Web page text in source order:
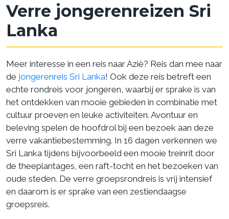
Verre jongerenreizen Sri
Lanka
Meer interesse in een reis naar Azië? Reis dan mee naar
de jongerenreis Sri Lanka! Ook deze reis betreft een
echte rondreis voor jongeren, waarbij er sprake is van
het ontdekken van mooie gebieden in combinatie met
cultuur proeven en leuke activiteiten. Avontuur en
beleving spelen de hoofdrol bij een bezoek aan deze
verre vakantiebestemming. In 16 dagen verkennen we
Sri Lanka tijdens bijvoorbeeld een mooie treinrit door
de theeplantages, een raft-tocht en het bezoeken van
oude steden. De verre groepsrondreis is vrij intensief
en daarom is er sprake van een zestiendaagse
groepsreis.